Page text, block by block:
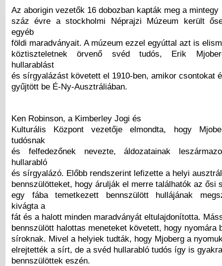
Az aborigin vezetők 16 dobozban kapták meg a mintegy
száz évre a stockholmi Néprajzi Múzeum került
egyéb
földi maradványait. A múzeum ezzel egyúttal azt is
köztiszteletnek örvenő svéd tudós, Erik
hullarablást
és sírgyalázást követett el 1910-ben, amikor csontokat
gyűjtött be É-Ny-Ausztráliában.
Ken Robinson, a Kimberley Jogi és
Kulturális Központ vezetője elmondta, hogy
tudósnak
és felfedezőnek nevezte, áldozatainak
hullarabló
és sírgyalázó. Előbb rendszerint lefizette a helyi ausztrál
bennszülötteket, hogy árulják el merre találhatók az ősi
egy fába temetkezett bennszülött hullájának
kivágta a
fát és a halott minden maradványát eltulajdonította.
bennszülött halottas meneteket követett, hogy nyomára
síroknak. Mivel a helyiek tudták, hogy Mjoberg a
elrejtették a sírt, de a svéd hullarabló tudós így is
bennszülöttek eszén.